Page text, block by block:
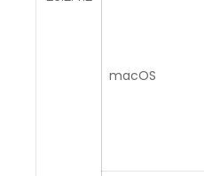
macOS